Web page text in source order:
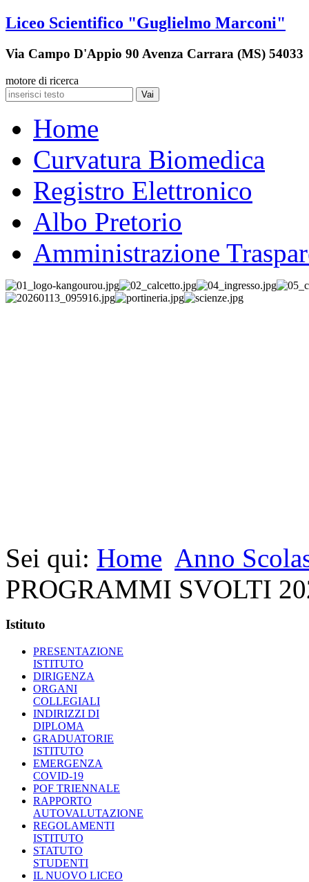
Liceo Scientifico "Guglielmo Marconi"
Via Campo D'Appio 90 Avenza Carrara (MS) 54033
motore di ricerca
Vai
Home
Curvatura Biomedica
Registro Elettronico
Albo Pretorio
Amministrazione
Sei qui: Home Anno
PROGRAMMI SVOLTI
Istituto
PRESENTAZIONE
ISTITUTO
DIRIGENZA
ORGANI
COLLEGIALI
INDIRIZZI DI
DIPLOMA
GRADUATORIE
ISTITUTO
EMERGENZA
COVID-19
POF TRIENNALE
RAPPORTO
AUTOVALUTAZIONE
REGOLAMENTI
ISTITUTO
STATUTO
STUDENTI
IL NUOVO LICEO